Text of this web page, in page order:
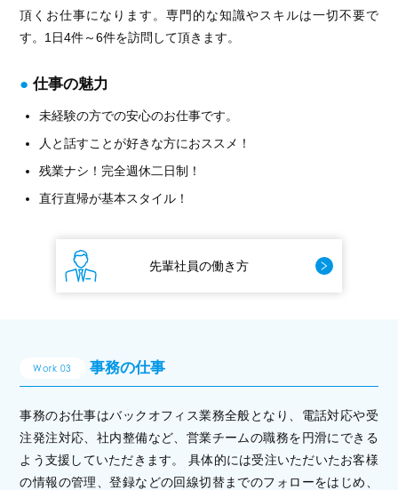
頂くお仕事になります。専門的な知識やスキルは一切不要で
す。1日4件～6件を訪問して頂きます。
仕事の魅力
未経験の方での安心のお仕事です。
人と話すことが好きな方におススメ！
残業ナシ！完全週休二日制！
直行直帰が基本スタイル！
先輩社員の働き方
Work 03 事務の仕事
事務のお仕事はバックオフィス業務全般となり、電話対応や受
注発注対応、社内整備など、営業チームの職務を円滑にできる
よう支援していただきます。 具体的には受注いただいたお客様
の情報の管理、登録などの回線切替までのフォローをはじめ、